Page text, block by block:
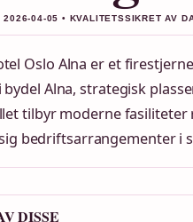
2026-04-05 • KVALITETSSIKRET AV
Oslo Alna er et
bydel Alna, strategisk
tilbyr moderne
bedriftsarrangementer i
DISSE